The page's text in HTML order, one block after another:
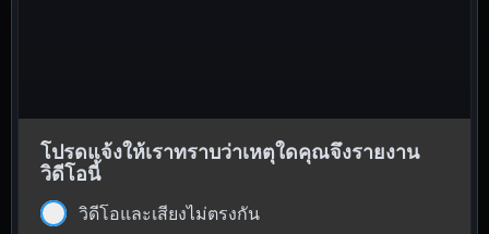
โปรดแจ้งให้เราทราบว่าเหตุใดคุณจึงรายงาน
วิดีโอนี้
วิดีโอและเสียงไม่ตรงกัน